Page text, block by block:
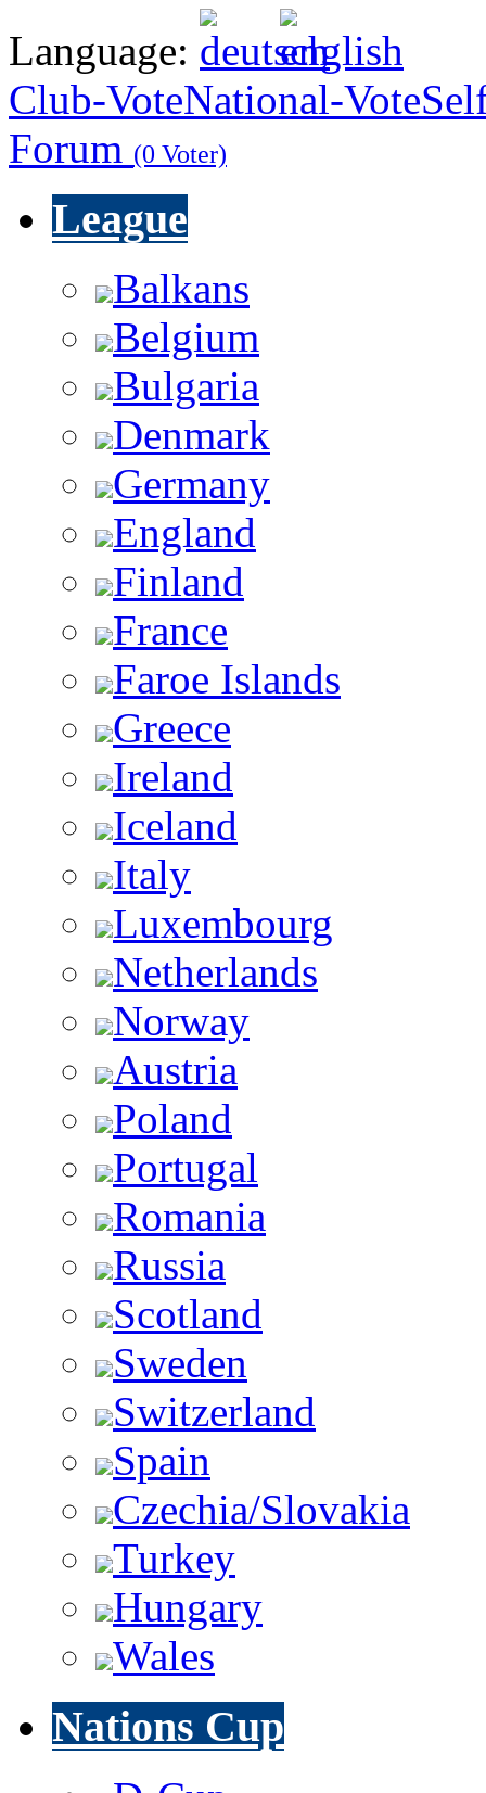
Language:
Club-VoteNational-Vote
Forum (0 Voter)
League
Balkans
Belgium
Bulgaria
Denmark
Germany
England
Finland
France
Faroe Islands
Greece
Ireland
Iceland
Italy
Luxembourg
Netherlands
Norway
Austria
Poland
Portugal
Romania
Russia
Scotland
Sweden
Switzerland
Spain
Czechia/Slovakia
Turkey
Hungary
Wales
Nations Cup